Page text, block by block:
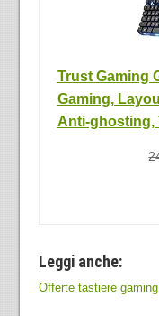
Trust Gaming
Gaming,
Anti-ghosting,
Leggi anche:
Offerte tastiere